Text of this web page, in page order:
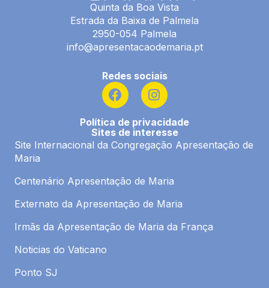
Quinta da Boa Vista
Estrada da Baixa de Palmela
2950-054 Palmela
info@apresentacaodemaria.pt
Redes sociais
F
a
e
b
o
k
I
n
t
a
g
a
Política de privacidade
Sites de interesse
Site Internacional da Congregação Apresentação de
Maria
Centenário Apresentação de Maria
Externato da Apresentação de Maria
Irmãs da Apresentação de Maria da França
Noticias do Vaticano
Ponto SJ